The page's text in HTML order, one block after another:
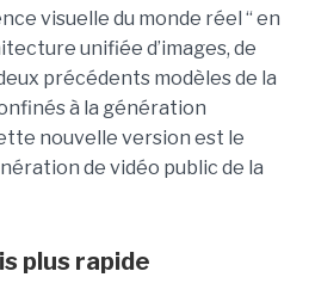
visuelle du monde réel “ en
unifiée d’images, de
précédents modèles de la
à la génération
nouvelle version est le
de vidéo public de la
plus rapide